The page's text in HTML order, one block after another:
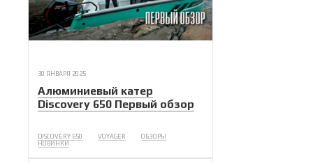
30 ЯНВАРЯ 2025
Алюминиевый катер
Discovery 650 Первый обзор
DISCOVERY 650 VOYAGER
ОБЗОРЫ
НОВИНКИ